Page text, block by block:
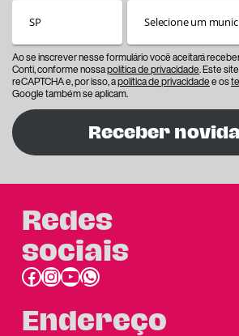
Ao se inscrever nesse formulário você aceitará
Conti, conforme nossapolítica de privacidade. Este
reCAPTCHA e, por isso, apolítica de privacidadee os
Google também se aplicam.
Receber
Redes
sociais
Facebook InstagramYoutube link do whatsapp
Endereço